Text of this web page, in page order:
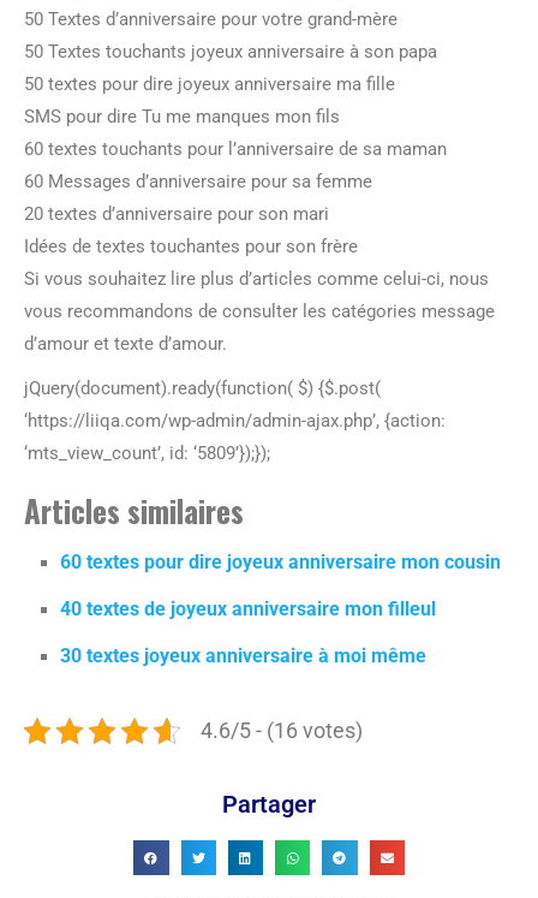
50 Textes d’anniversaire pour votre grand-mère
50 Textes touchants joyeux anniversaire à son papa
50 textes pour dire joyeux anniversaire ma fille
SMS pour dire Tu me manques mon fils
60 textes touchants pour l’anniversaire de sa maman
60 Messages d’anniversaire pour sa femme
20 textes d’anniversaire pour son mari
Idées de textes touchantes pour son frère
Si vous souhaitez lire plus d’articles comme celui-ci, nous
vous recommandons de consulter les catégories message
d’amour et texte d’amour.
jQuery(document).ready(function( $) {$.post(
‘https://liiqa.com/wp-admin/admin-ajax.php’, {action:
‘mts_view_count’, id: ‘5809’});});
Articles similaires
60 textes pour dire joyeux anniversaire mon cousin
40 textes de joyeux anniversaire mon filleul
30 textes joyeux anniversaire à moi même
4.6/5 - (16 votes)
Partager